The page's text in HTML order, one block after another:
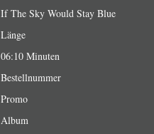
If The Sky Would Stay Blue
Länge
06:10 Minuten
Bestellnummer
Promo
Album